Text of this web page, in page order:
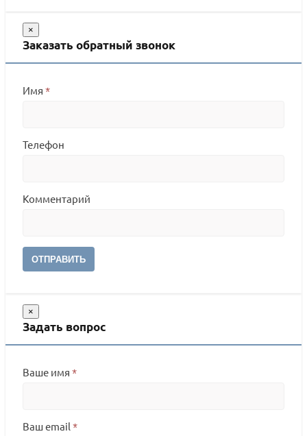
×
Заказать обратный звонок
Имя *
Телефон
Комментарий
ОТПРАВИТЬ
×
Задать вопрос
Ваше имя *
Ваш email *